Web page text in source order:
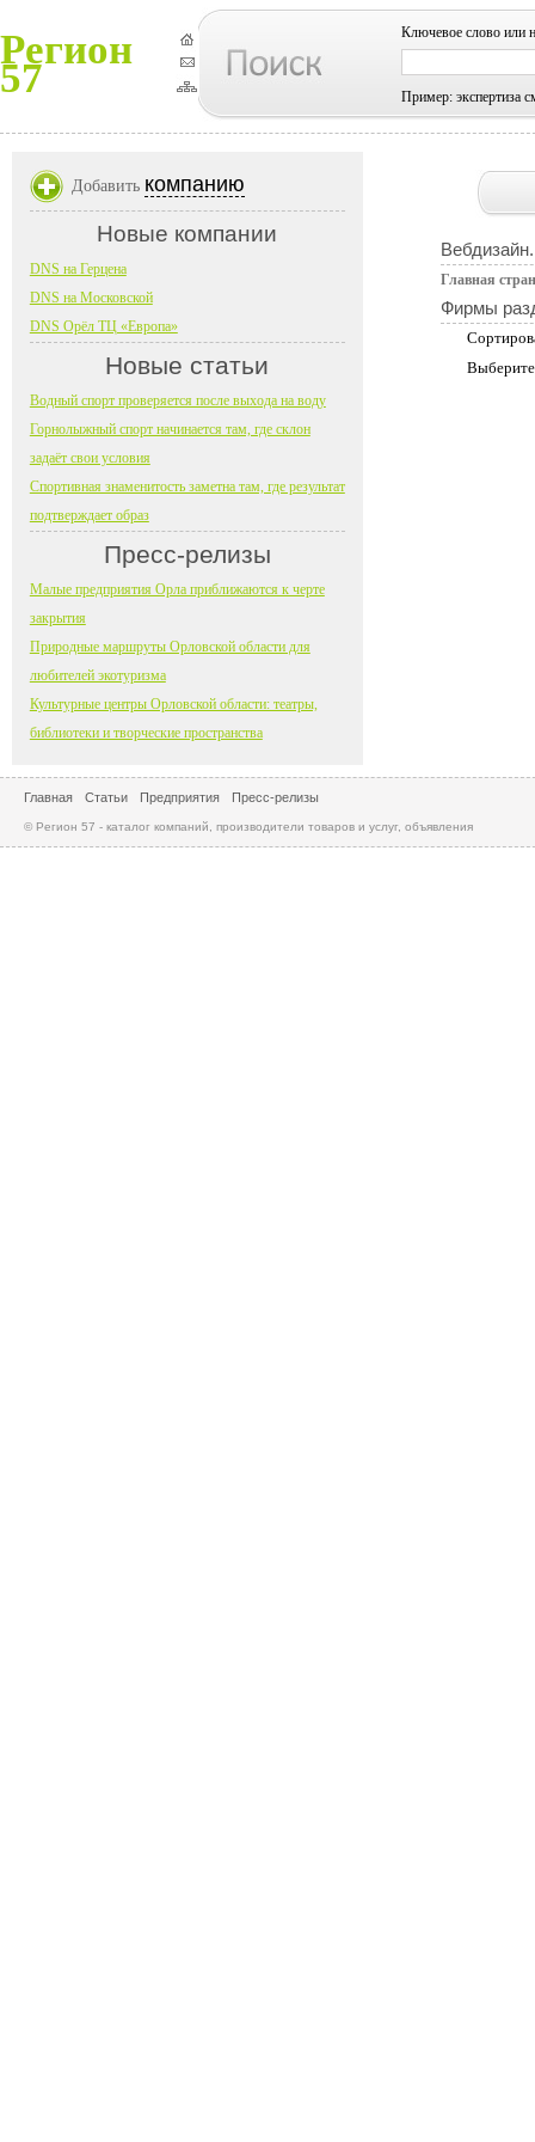
Регион
57
Ключевое слово или
Пример: экспертиза
Главная
Фирмы
Добавить компанию
Новые компании
DNS на Герцена
DNS на Московской
DNS Орёл ТЦ «Европа»
Новые статьи
Водный спорт проверяется после выхода на воду
Горнолыжный спорт начинается там, где склон
задаёт свои условия
Спортивная знаменитость заметна там, где результат
подтверждает образ
Пресс-релизы
Малые предприятия Орла приближаются к черте
закрытия
Природные маршруты Орловской области для
любителей экотуризма
Культурные центры Орловской области: театры,
библиотеки и творческие пространства
Главная Статьи Предприятия Пресс-релизы
© Регион 57 - каталог компаний, производители товаров и услуг, объявления